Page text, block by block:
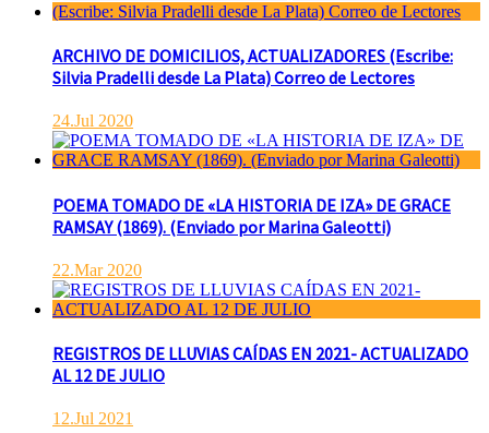
ARCHIVO DE DOMICILIOS, ACTUALIZADORES (Escribe:
Silvia Pradelli desde La Plata) Correo de Lectores
24.Jul 2020
POEMA TOMADO DE «LA HISTORIA DE IZA» DE GRACE
RAMSAY (1869). (Enviado por Marina Galeotti)
22.Mar 2020
REGISTROS DE LLUVIAS CAÍDAS EN 2021- ACTUALIZADO
AL 12 DE JULIO
12.Jul 2021